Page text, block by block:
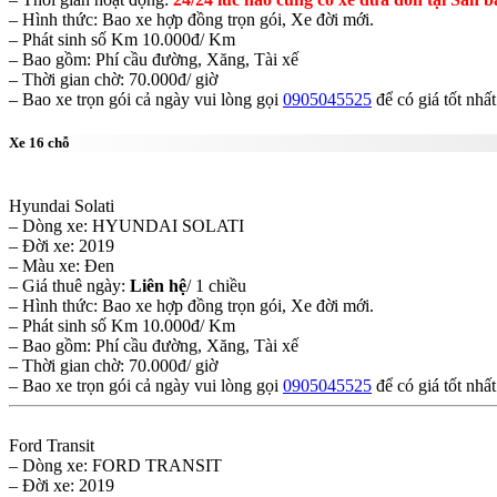
– Hình thức: Bao xe hợp đồng trọn gói, Xe đời mới.
– Phát sinh số Km 10.000đ/ Km
– Bao gồm: Phí cầu đường, Xăng, Tài xế
– Thời gian chờ: 70.000đ/ giờ
– Bao xe trọn gói cả ngày vui lòng gọi 0905045525 để có giá tốt
Xe 16 chỗ
Hyundai Solati
– Dòng xe: HYUNDAI SOLATI
– Đời xe: 2019
– Màu xe: Đen
– Giá thuê ngày: Liên hệ/ 1 chiều
– Hình thức: Bao xe hợp đồng trọn gói, Xe đời mới.
– Phát sinh số Km 10.000đ/ Km
– Bao gồm: Phí cầu đường, Xăng, Tài xế
– Thời gian chờ: 70.000đ/ giờ
– Bao xe trọn gói cả ngày vui lòng gọi 0905045525 để có giá tốt
Ford Transit
– Dòng xe: FORD TRANSIT
– Đời xe: 2019